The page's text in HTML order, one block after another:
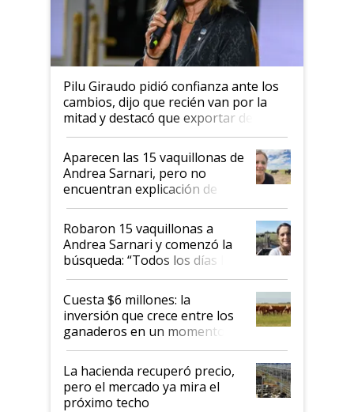
Pilu Giraudo pidió confianza ante los
cambios, dijo que recién van por la
mitad y destacó que exportar dejó de
ser "para unos pocos": "Tenemos un
mandato muy claro del gobierno
nacional"
Aparecen las 15 vaquillonas de
Andrea Sarnari, pero no
encuentran explicación de
cómo llegaron allí
Robaron 15 vaquillonas a
Andrea Sarnari y comenzó la
búsqueda: “Todos los días le
toca a algún productor”
Cuesta $6 millones: la
inversión que crece entre los
ganaderos en un momento
histórico para la actividad
La hacienda recuperó precio,
pero el mercado ya mira el
próximo techo